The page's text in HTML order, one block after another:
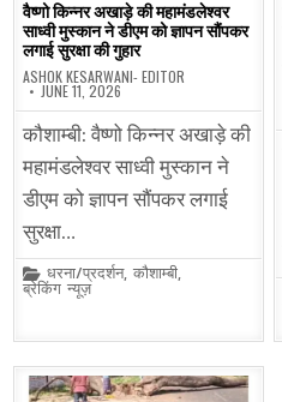
वैष्णो किन्नर अखाड़े की महामंडलेश्वर
साध्वी मुस्कान ने डीएम को ज्ञापन सौंपकर
लगाई सुरक्षा की गुहार
ASHOK KESARWANI- EDITOR
JUNE 11, 2026
कौशाम्बी: वैष्णो किन्नर अखाड़े की
महामंडलेश्वर साध्वी मुस्कान ने
डीएम को ज्ञापन सौंपकर लगाई
सुरक्षा…
Posted
in
धरना/प्रदर्शन,कौशाम्बी,
ब्रेकिंग न्यूज़